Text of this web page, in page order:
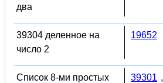
два
39304 деленное на
число 2
19652
Список 8-ми простых
39301 ,